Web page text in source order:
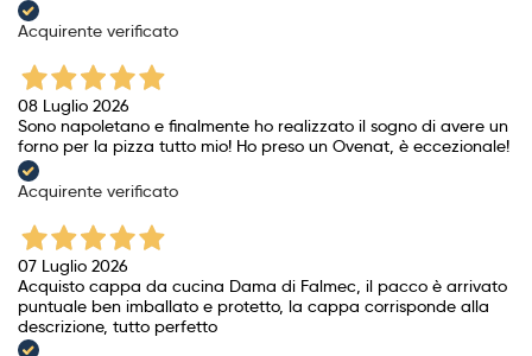
Acquirente verificato
08 Luglio 2026
Sono napoletano e finalmente ho realizzato il sogno di avere un
forno per la pizza tutto mio! Ho preso un Ovenat, è eccezionale!
Acquirente verificato
07 Luglio 2026
Acquisto cappa da cucina Dama di Falmec, il pacco è arrivato
puntuale ben imballato e protetto, la cappa corrisponde alla
descrizione, tutto perfetto